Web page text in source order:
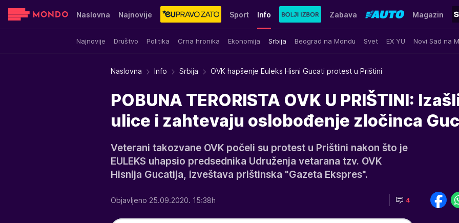
Naslovna Najnovije Sport Info
Najnovije Društvo Politika Crna hronika Ekonomija Srbija Beograd na Mondu Svet EX YU Novi Sad na
Zabava Magazin
Sensa Stvar ukusa Yumama
Naslovna Info Srbija OVK hapšenje Euleks Hisni Gucati protest u Prištini
POBUNA TERORISTA OVK U PRIŠTINI:
ulice i zahtevaju oslobođenje zločinca
Veterani takozvane OVK počeli su protest u Prištini nakon što je
EULEKS uhapsio predsednika Udruženja vetarana tzv. OVK
Hisnija Gucatija, izveštava prištinska "Gazeta Ekspres".
Objavljeno 25.09.2020. 15:38h 4